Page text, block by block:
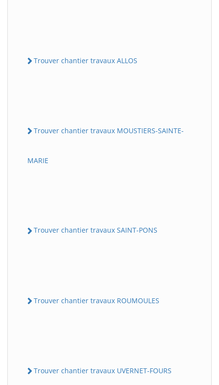
Trouver chantier travaux ALLOS
Trouver chantier travaux MOUSTIERS-SAINTE-
MARIE
Trouver chantier travaux SAINT-PONS
Trouver chantier travaux ROUMOULES
Trouver chantier travaux UVERNET-FOURS